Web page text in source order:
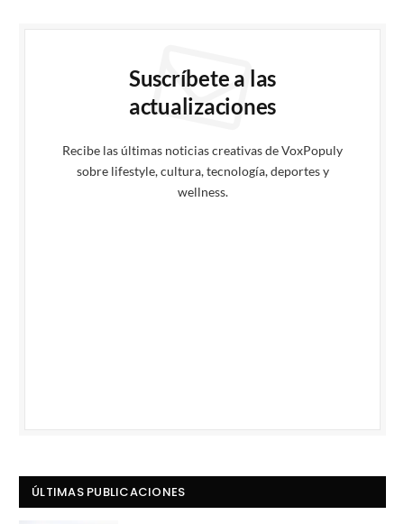
Suscríbete a las
actualizaciones
Recibe las últimas noticias creativas de VoxPopuly
sobre lifestyle, cultura, tecnología, deportes y
wellness.
ÚLTIMAS PUBLICACIONES